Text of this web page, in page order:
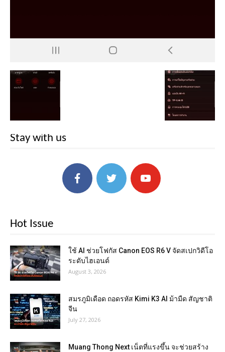
Stay with us
Hot Issue
ใช้ AI ช่วยโฟกัส Canon EOS R6 V จัดสเปกวิดีโอ
ระดับไฮเอนด์
August 3, 2026
สมรภูมิเดือด ถอดรหัส Kimi K3 AI ม้ามืด สัญชาติ
จีน
July 27, 2026
Muang Thong Next เน็ตที่แรงขึ้น จะช่วยสร้าง